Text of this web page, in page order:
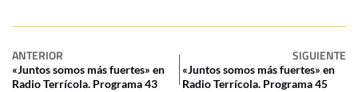
ANTERIOR SIGUIENTE
«Juntos somos más fuertes» en
Radio Terrícola. Programa 43
«Juntos somos más fuertes» en
Radio Terrícola. Programa 45